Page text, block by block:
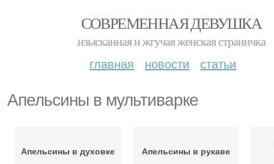
СОВРЕМЕННАЯ ДЕВУШКА
изысканная и жгучая женская страничка
главная новости статьи
Апельсины в мультиварке
Апельсины в духовке Апельсины в рукаве